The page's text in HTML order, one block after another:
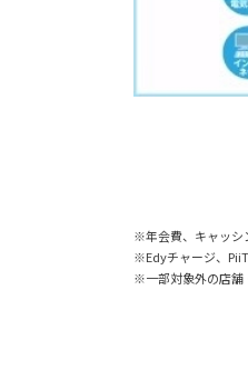
※年会費、キャッシ
※Edyチャージ、
※一部対象外の店舗